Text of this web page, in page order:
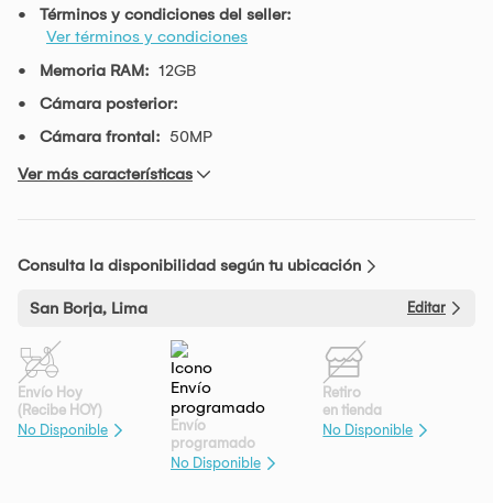
Términos y condiciones del seller:
Ver términos y condiciones
Memoria RAM: 12GB
Cámara posterior:
Cámara frontal: 50MP
Ver más características
Consulta la disponibilidad según tu ubicación
San Borja, Lima Editar
Envío Hoy
(Recibe HOY)
No Disponible
Envío
programado
No Disponible
Retiro
en tienda
No Disponible